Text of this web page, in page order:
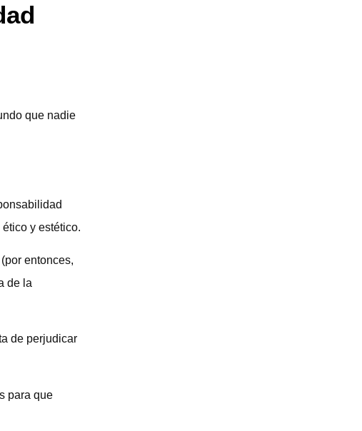
que nadie
y estético.
entonces,
de la
de perjudicar
para que